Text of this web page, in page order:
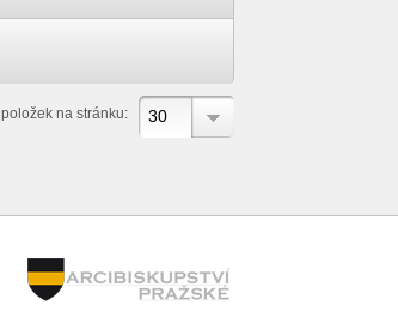
položek na stránku: 30